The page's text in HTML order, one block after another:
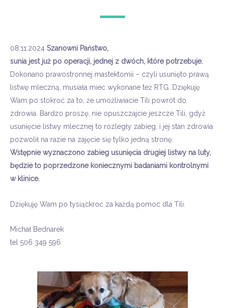
08.11.2024 Szanowni Państwo,
sunia jest już po operacji, jednej z dwóch, które potrzebuje.
Dokonano prawostronnej mastektomii – czyli usunięto prawą
listwę mleczną, musiała mieć wykonane też RTG. Dziękuję
Wam po stokroć za to, że umożliwiacie Tili powrót do
zdrowia. Bardzo proszę, nie opuszczajcie jeszcze Tili, gdyż
usunięcie listwy mlecznej to rozległy zabieg, i jej stan zdrowia
pozwolił na razie na zajęcie się tylko jedną stronę.
Wstępnie wyznaczono zabieg usunięcia drugiej listwy na luty,
będzie to poprzedzone koniecznymi badaniami kontrolnymi
w klinice.
Dziękuję Wam po tysiąckroć za każdą pomoc dla Tili.
Michał Bednarek
tel 506 349 596